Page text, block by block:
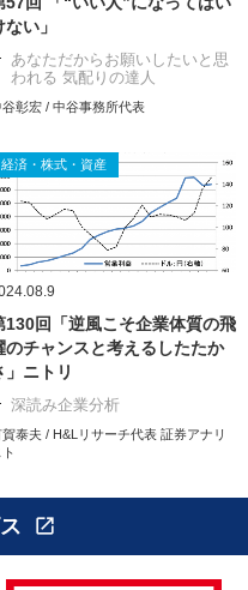
ない」
あなただからお願いしたいと思
われる 気配りの達人
谷彰宏 / 中谷事務所代表
経済・株式・資産
130回「逆風こそ企業体質の飛
のチャンスと考えるしたたか
」ニトリ
深読み企業分析
賀泰夫 / H&Lリサーチ代表 証券アナリ
open_in_new